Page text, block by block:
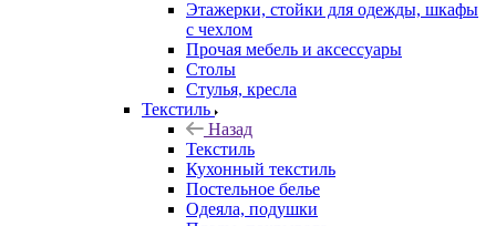
Этажерки, стойки для одежды, шкафы
с чехлом
Прочая мебель и аксессуары
Столы
Стулья, кресла
Текстиль
Назад
Текстиль
Кухонный текстиль
Постельное белье
Одеяла, подушки